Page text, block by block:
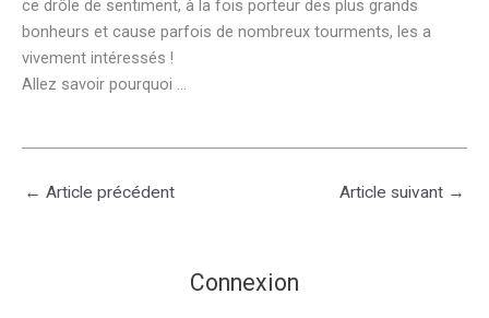
ce drôle de sentiment, à la fois porteur des plus grands
bonheurs et cause parfois de nombreux tourments, les a
vivement intéressés !
Allez savoir pourquoi …
← Article précédent Article suivant →
Connexion